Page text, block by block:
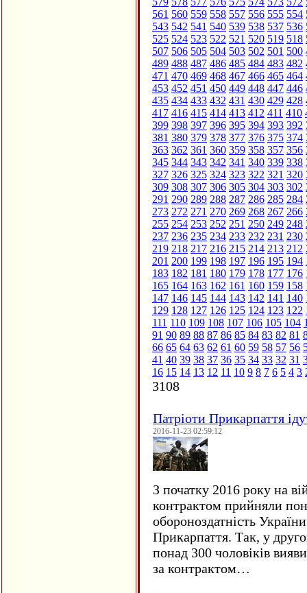
561 560 559 558 557 556 555 554
543 542 541 540 539 538 537 536
525 524 523 522 521 520 519 518
507 506 505 504 503 502 501 500
489 488 487 486 485 484 483 482
471 470 469 468 467 466 465 464
453 452 451 450 449 448 447 446
435 434 433 432 431 430 429 428
417 416 415 414 413 412 411 410
399 398 397 396 395 394 393 392
381 380 379 378 377 376 375 374
363 362 361 360 359 358 357 356
345 344 343 342 341 340 339 338
327 326 325 324 323 322 321 320
309 308 307 306 305 304 303 302
291 290 289 288 287 286 285 284
273 272 271 270 269 268 267 266
255 254 253 252 251 250 249 248
237 236 235 234 233 232 231 230
219 218 217 216 215 214 213 212
201 200 199 198 197 196 195 194
183 182 181 180 179 178 177 176
165 164 163 162 161 160 159 158
147 146 145 144 143 142 141 140
129 128 127 126 125 124 123 122
111 110 109 108 107 106 105 104
91 90 89 88 87 86 85 84 83 82 81
66 65 64 63 62 61 60 59 58 57 56
41 40 39 38 37 36 35 34 33 32 31
16 15 14 13 12 11 10 9 8 7 6 5 4 3
3108
Патріоти Прикарпаття
2016-11-23 02:59:12
З початку 2016 року на
контрактом прийняли
обороноздатність
Прикарпаття. Так, у
понад 300 чоловіків
за контрактом…